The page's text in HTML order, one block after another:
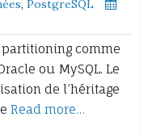
, PostgreSQL
partitioning comme
ou MySQL. Le
de l’héritage
Read more…